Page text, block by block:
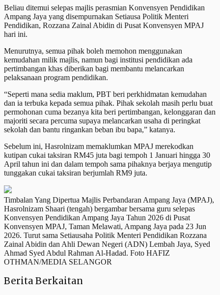
Beliau ditemui selepas majlis perasmian Konvensyen Pendidikan
Ampang Jaya yang disempurnakan Setiausa Politik Menteri
Pendidikan, Rozzana Zainal Abidin di Pusat Konvensyen MPAJ
hari ini.
Menurutnya, semua pihak boleh memohon menggunakan
kemudahan milik majlis, namun bagi institusi pendidikan ada
pertimbangan khas diberikan bagi membantu melancarkan
pelaksanaan program pendidikan.
“Seperti mana sedia maklum, PBT beri perkhidmatan kemudahan
dan ia terbuka kepada semua pihak. Pihak sekolah masih perlu buat
permohonan cuma bezanya kita beri pertimbangan, kelonggaran dan
majoriti secara percuma supaya melancarkan usaha di peringkat
sekolah dan bantu ringankan beban ibu bapa,” katanya.
Sebelum ini, Hasrolnizam memaklumkan MPAJ merekodkan
kutipan cukai taksiran RM45 juta bagi tempoh 1 Januari hingga 30
April tahun ini dan dalam tempoh sama pihaknya berjaya mengutip
tunggakan cukai taksiran berjumlah RM9 juta.
Timbalan Yang Dipertua Majlis Perbandaran Ampang Jaya (MPAJ),
Hasrolnizam Shaari (tengah) bergambar bersama guru selepas
Konvensyen Pendidikan Ampang Jaya Tahun 2026 di Pusat
Konvensyen MPAJ, Taman Melawati, Ampang Jaya pada 23 Jun
2026. Turut sama Setiausaha Politik Menteri Pendidikan Rozzana
Zainal Abidin dan Ahli Dewan Negeri (ADN) Lembah Jaya, Syed
Ahmad Syed Abdul Rahman Al-Hadad. Foto HAFIZ
OTHMAN/MEDIA SELANGOR
Berita Berkaitan